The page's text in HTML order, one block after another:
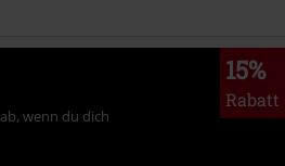
15%
Rabatt
wenn du dich